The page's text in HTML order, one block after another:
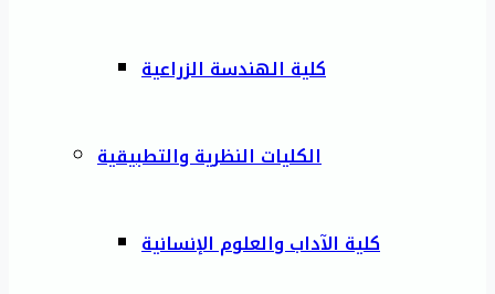
كلية الهندسة الزراعية
الكليات النظرية والتطبيقية
كلية الآداب والعلوم الإنسانية